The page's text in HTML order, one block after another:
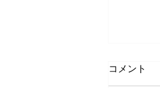
コメント